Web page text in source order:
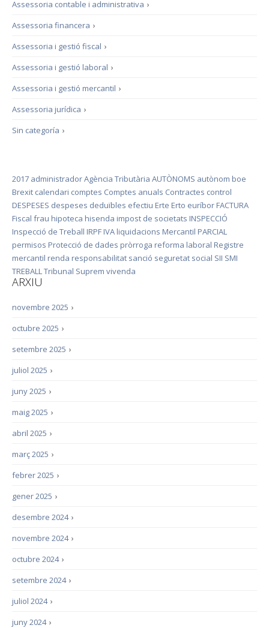
›
Assessoria contable i administrativa
›
Assessoria financera
›
Assessoria i gestió fiscal
›
Assessoria i gestió laboral
›
Assessoria i gestió mercantil
›
Assessoria jurídica
›
Sin categoría
2017 administradorAgència Tributària AUTÒNOMS autònom boe
Brexit calendari comptes Comptes anuals Contractes control
DESPESES despeses deduïbles efectiu Erte Erto euríbor FACTURA
Fiscal frau hipoteca hisenda impost de societats INSPECCIÓ
Inspecció de Treball IRPF IVA liquidacions Mercantil PARCIAL
permisos Protecció de dades pròrroga reforma laboral Registre
mercantil renda responsabilitat sanció seguretat social SII SMI
TREBALLTribunal Suprem vivenda
ARXIU
›
novembre 2025
›
octubre 2025
›
setembre 2025
›
juliol 2025
›
juny 2025
›
maig 2025
›
abril 2025
›
març 2025
›
febrer 2025
›
gener 2025
›
desembre 2024
›
novembre 2024
›
octubre 2024
›
setembre 2024
›
juliol 2024
›
juny 2024